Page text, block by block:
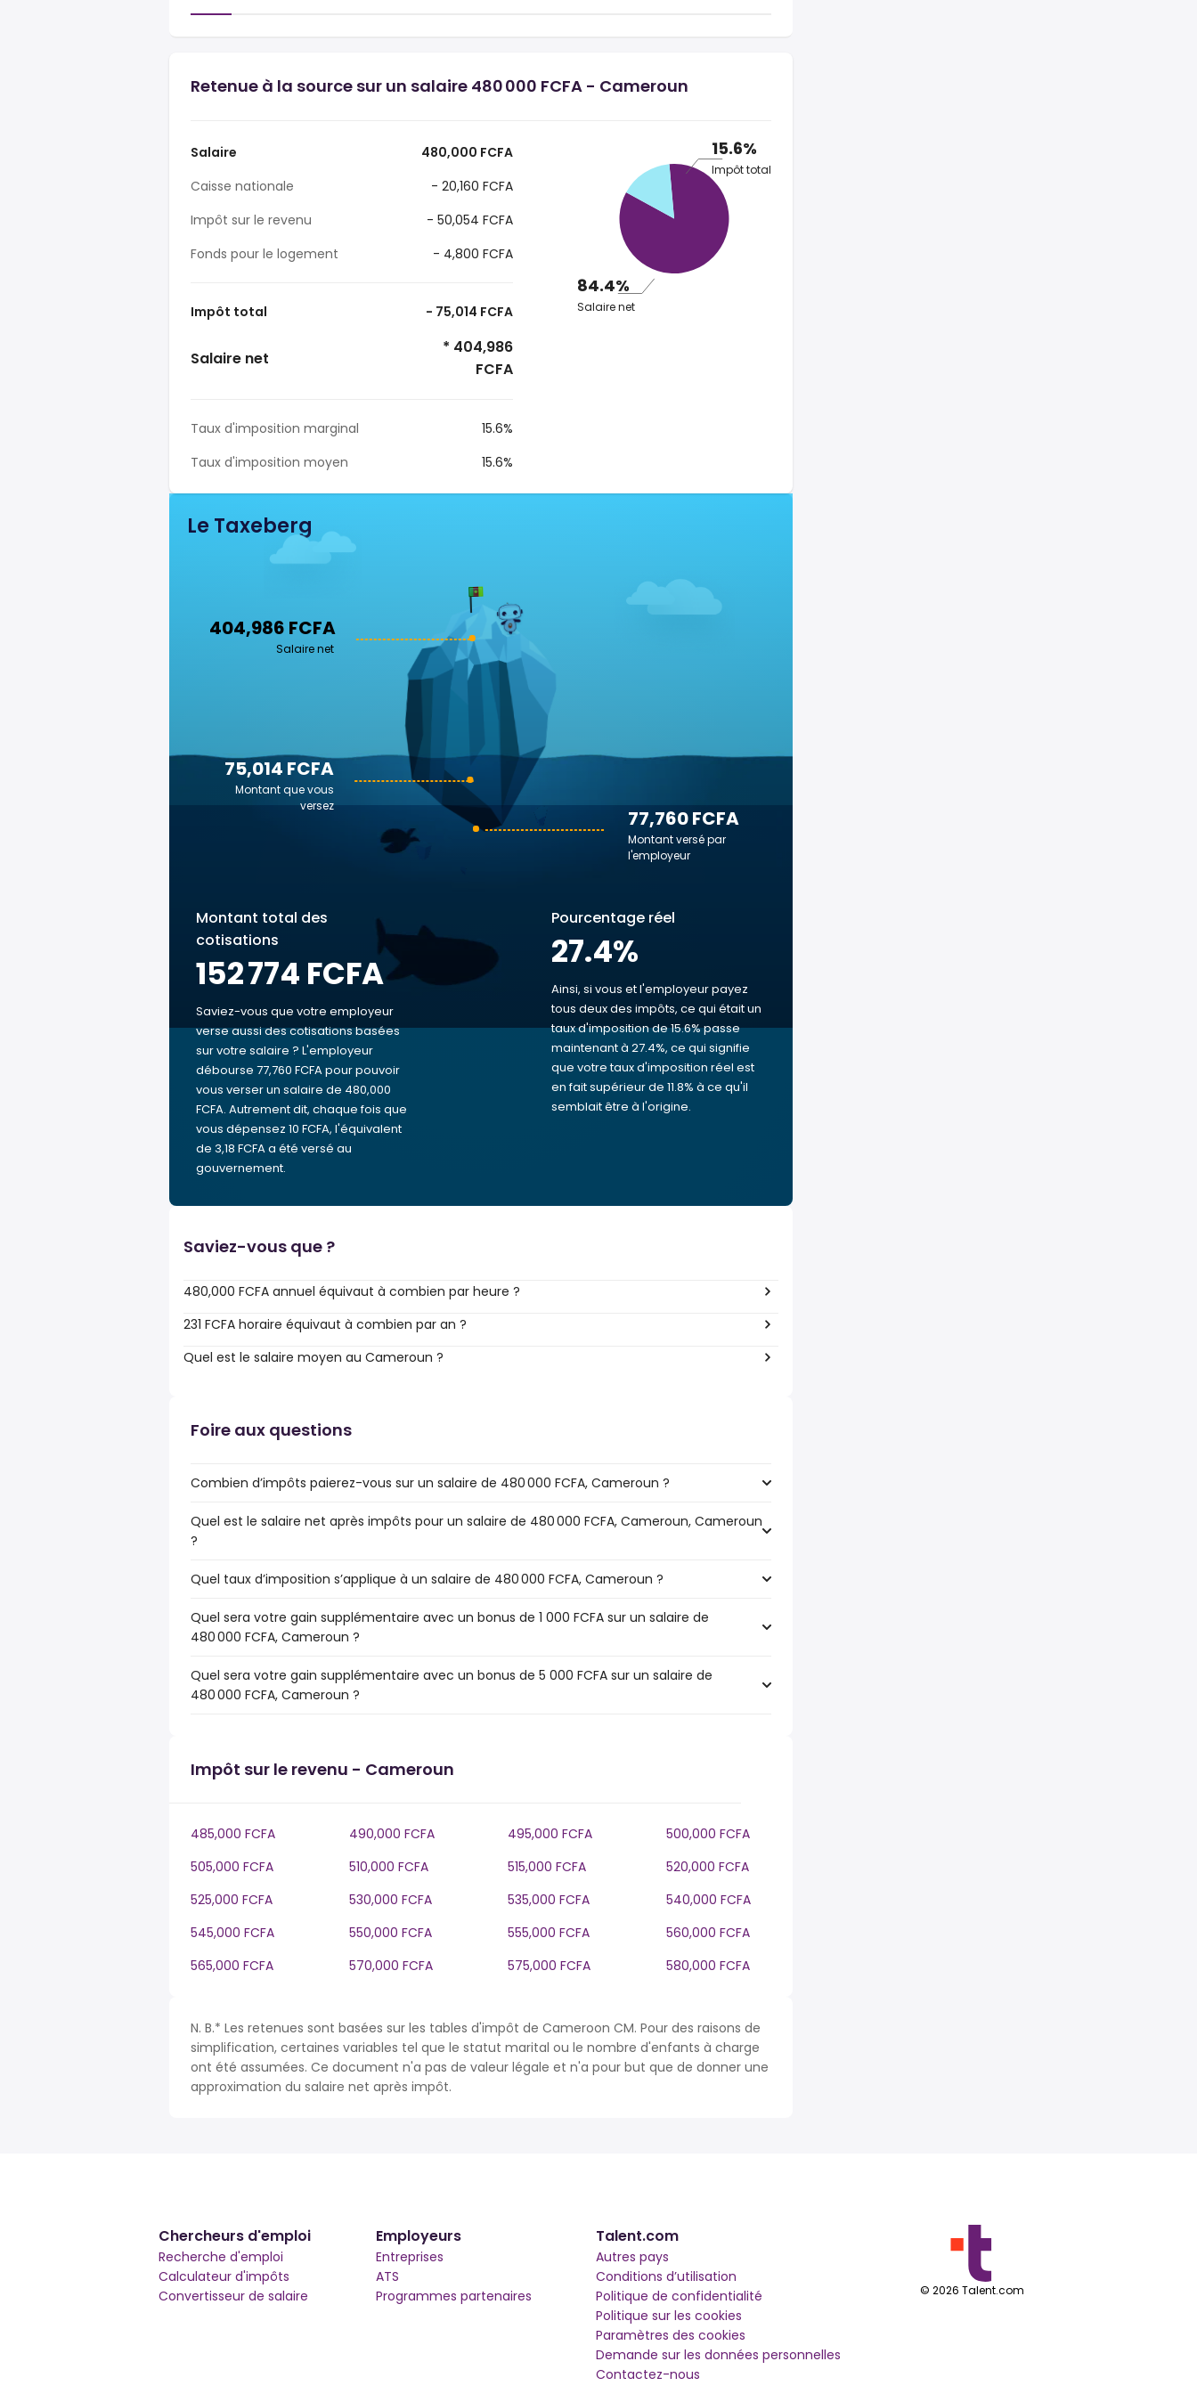
Retenue à la source sur un salaire 480 000 FCFA - Cameroun
Salaire
480,000 FCFA
Caisse nationale
- 20,160 FCFA
Impôt sur le revenu
- 50,054 FCFA
Fonds pour le logement
- 4,800 FCFA
Impôt total - 75,014 FCFA
Salaire net
* 404,986
FCFA
Taux d'imposition marginal
15.6%
Taux d'imposition moyen
15.6%
15.6%
Impôt total
84.4%
Salaire net
Le Taxeberg
404,986 FCFA
Salaire net
77,760 FCFA
Montant versé par
l'employeur
75,014 FCFA
Montant que vous
versez
Montant total des
cotisations
152 774 FCFA
Saviez-vous que votre employeur
verse aussi des cotisations basées
sur votre salaire ? L'employeur
débourse 77,760 FCFA pour pouvoir
vous verser un salaire de 480,000
FCFA. Autrement dit, chaque fois que
vous dépensez 10 FCFA, l'équivalent
de 3,18 FCFA a été versé au
gouvernement.
Pourcentage réel
27.4%
Ainsi, si vous et l'employeur payez
tous deux des impôts, ce qui était un
taux d'imposition de 15.6% passe
maintenant à 27.4%, ce qui signifie
que votre taux d'imposition réel est
en fait supérieur de 11.8% à ce qu'il
semblait être à l'origine.
Saviez-vous que ?
480,000 FCFA annuel équivaut à combien par heure ?
231 FCFA horaire équivaut à combien par an ?
Quel est le salaire moyen au Cameroun ?
Foire aux questions
Combien d’impôts paierez-vous sur un salaire de 480 000 FCFA, Cameroun ?
Quel est le salaire net après impôts pour un salaire de 480 000 FCFA, Cameroun, Cameroun
?
Quel taux d’imposition s’applique à un salaire de 480 000 FCFA, Cameroun ?
Quel sera votre gain supplémentaire avec un bonus de 1 000 FCFA sur un salaire de
480 000 FCFA, Cameroun ?
Quel sera votre gain supplémentaire avec un bonus de 5 000 FCFA sur un salaire de
480 000 FCFA, Cameroun ?
Impôt sur le revenu - Cameroun
485,000 FCFA 490,000 FCFA 495,000 FCFA
500,000 FCFA
505,000 FCFA
510,000 FCFA 515,000 FCFA
520,000 FCFA
525,000 FCFA
530,000 FCFA 535,000 FCFA
540,000 FCFA
545,000 FCFA
550,000 FCFA 555,000 FCFA
560,000 FCFA
565,000 FCFA
570,000 FCFA 575,000 FCFA 580,000 FCFA
N. B.* Les retenues sont basées sur les tables d'impôt de Cameroon CM. Pour des raisons de
simplification, certaines variables tel que le statut marital ou le nombre d'enfants à charge
ont été assumées. Ce document n'a pas de valeur légale et n'a pour but que de donner une
approximation du salaire net après impôt.
Chercheurs d'emploi
Recherche d'emploi
Calculateur d'impôts
Convertisseur de salaire
Employeurs
Entreprises
ATS
Programmes partenaires
Talent.com
Autres pays
Conditions d’utilisation
Politique de confidentialité
Politique sur les cookies
Paramètres des cookies
Demande sur les données personnelles
Contactez-nous
© 2026 Talent.com